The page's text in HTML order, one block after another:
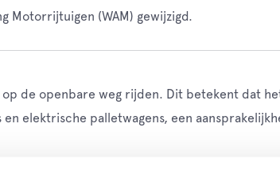
Motorrijtuigen (WAM) gewijzigd.
de openbare weg rijden. Dit betekent dat
elektrische palletwagens, een